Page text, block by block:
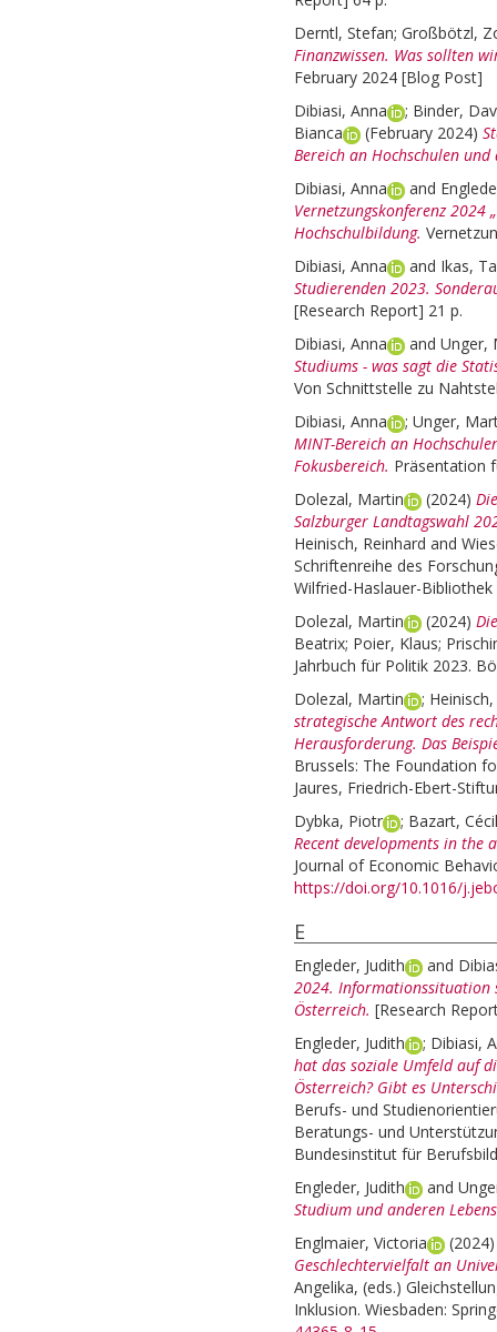
Derntl, Stefan; Großbötzl,
Finanzwissen. Was sollten
February 2024 [Blog Post]
Dibiasi, Anna
; Binder,
Bianca
(February 2024)
Bereich an Hochschulen
Dibiasi, Anna
and
Vernetzungskonferenz 2024
Hochschulbildung.
Dibiasi, Anna
and Ikas,
Studierenden 2023.
[Research Report] 21 p.
Dibiasi, Anna
and Unger,
Studiums - was sagt die
Von Schnittstelle zu
Dibiasi, Anna
; Unger,
MINT-Bereich an
Fokusbereich. Präsentation
Dolezal, Martin
(2024)
Salzburger Landtagswahl
Heinisch, Reinhard and
Schriftenreihe des
Wilfried-Haslauer-
Dolezal, Martin
(2024)
Beatrix; Poier, Klaus;
Jahrbuch für Politik 2023.
Dolezal, Martin
;
strategische Antwort des
Herausforderung. Das
Brussels: The Foundation
Jaures, Friedrich-Ebert-
Dybka, Piotr
; Bazart,
Recent developments in the
Journal of Economic
https://doi.org/10.1016/
E
Engleder, Judith and
2024. Informationssituation
Österreich. [Research
Engleder, Judith
; Dibiasi,
hat das soziale Umfeld auf
Österreich? Gibt es
Berufs- und
Beratungs- und
Bundesinstitut für
Engleder, Judith
and
Studium und anderen
Englmaier, Victoria
Geschlechtervielfalt an
Angelika, (eds.)
Inklusion. Wiesbaden: